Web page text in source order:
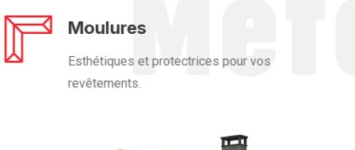
Moulures
Esthétiques et protectrices pour vos
revêtements.